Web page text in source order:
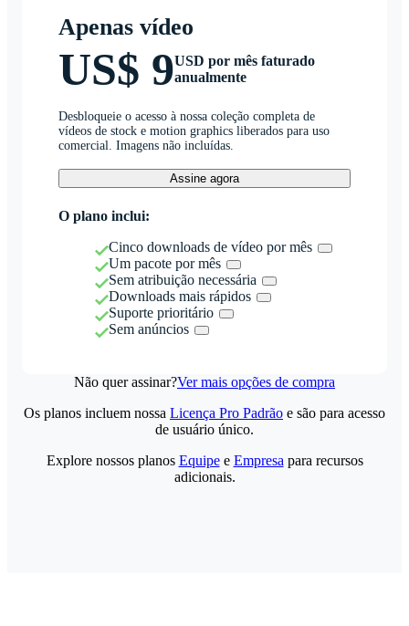
Apenas vídeo
US$ 9USD por mês faturado
anualmente
Desbloqueie o acesso à nossa coleção completa de
vídeos de stock e motion graphics liberados para uso
comercial. Imagens não incluídas.
Assine agora
O plano inclui:
Cinco downloads de vídeo por mês
Um pacote por mês
Sem atribuição necessária
Downloads mais rápidos
Suporte prioritário
Sem anúncios
Não quer assinar?Ver mais opções de compra
Os planos incluem nossa Licença Pro Padrão e são para acesso
de usuário único.
Explore nossos planos Equipee Empresa para recursos
adicionais.